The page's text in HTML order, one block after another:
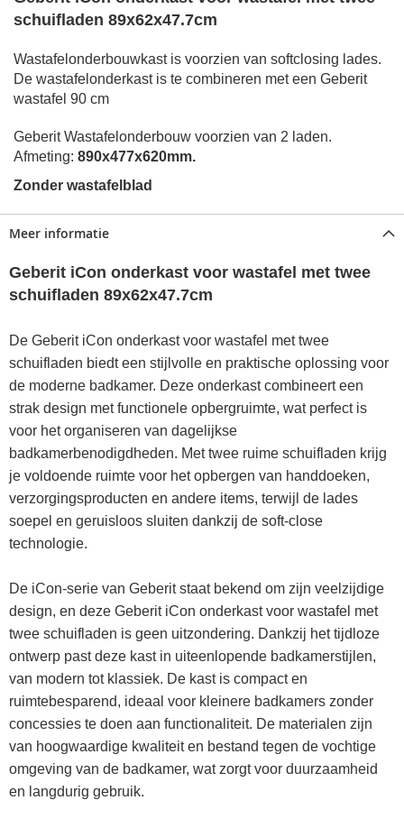
schuifladen 89x62x47.7cm
Wastafelonderbouwkast is voorzien van softclosing lades.
De wastafelonderkast is te combineren met een Geberit
wastafel 90 cm
Geberit Wastafelonderbouw voorzien van 2 laden.
Afmeting: 890x477x620mm.
Zonder wastafelblad
Meer informatie
Geberit iCon onderkast voor wastafel met twee
schuifladen 89x62x47.7cm
De Geberit iCon onderkast voor wastafel met twee
schuifladen biedt een stijlvolle en praktische oplossing voor
de moderne badkamer. Deze onderkast combineert een
strak design met functionele opbergruimte, wat perfect is
voor het organiseren van dagelijkse
badkamerbenodigdheden. Met twee ruime schuifladen krijg
je voldoende ruimte voor het opbergen van handdoeken,
verzorgingsproducten en andere items, terwijl de lades
soepel en geruisloos sluiten dankzij de soft-close
technologie.
De iCon-serie van Geberit staat bekend om zijn veelzijdige
design, en deze Geberit iCon onderkast voor wastafel met
twee schuifladen is geen uitzondering. Dankzij het tijdloze
ontwerp past deze kast in uiteenlopende badkamerstijlen,
van modern tot klassiek. De kast is compact en
ruimtebesparend, ideaal voor kleinere badkamers zonder
concessies te doen aan functionaliteit. De materialen zijn
van hoogwaardige kwaliteit en bestand tegen de vochtige
omgeving van de badkamer, wat zorgt voor duurzaamheid
en langdurig gebruik.